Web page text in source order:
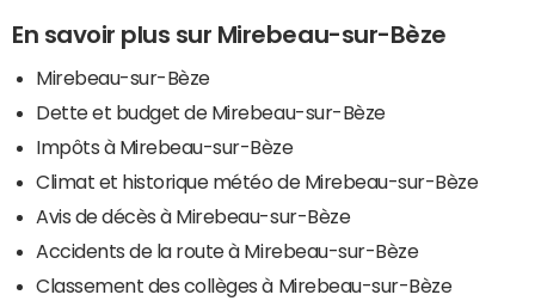
En savoir plus sur Mirebeau-sur-Bèze
Mirebeau-sur-Bèze
Dette et budget de Mirebeau-sur-Bèze
Impôts à Mirebeau-sur-Bèze
Climat et historique météo de Mirebeau-sur-Bèze
Avis de décès à Mirebeau-sur-Bèze
Accidents de la route à Mirebeau-sur-Bèze
Classement des collèges à Mirebeau-sur-Bèze